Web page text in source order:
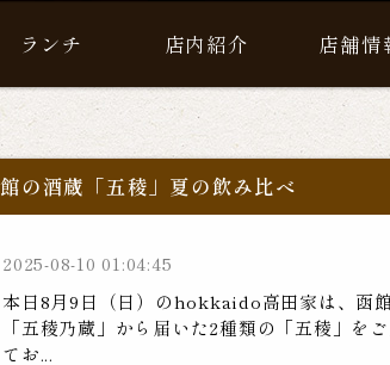
ランチ 店内紹介 店舗情
の酒蔵「五稜」夏の飲み比べ
2025-08-10 01:04:45
本日8月9日（日）のhokkaido高田家は、函
「五稜乃蔵」から届いた2種類の「五稜」を
てお...